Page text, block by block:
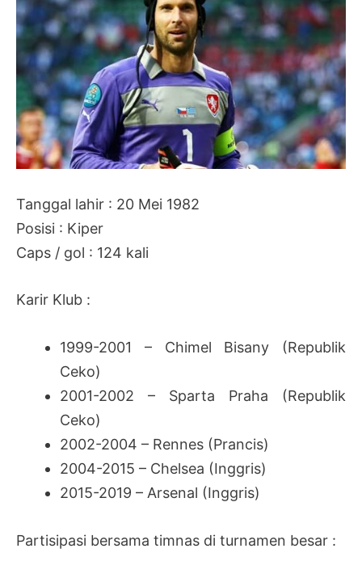
Tanggal lahir : 20 Mei 1982
Posisi : Kiper
Caps / gol : 124 kali
Karir Klub :
1999-2001 – Chimel Bisany (Republik
Ceko)
2001-2002 – Sparta Praha (Republik
Ceko)
2002-2004 – Rennes (Prancis)
2004-2015 – Chelsea (Inggris)
2015-2019 – Arsenal (Inggris)
Partisipasi bersama timnas di turnamen besar :